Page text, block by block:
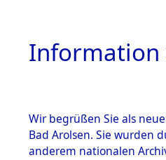
Information
Wir begrüßen Sie als
Bad Arolsen. Sie wurden
anderem nationalen